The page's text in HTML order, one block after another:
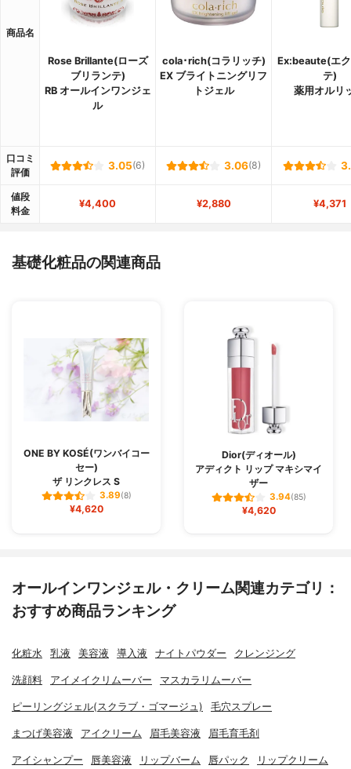
商品名
Rose Brillante(ローズ
ブリランテ)
RB オールインワンジェ
ル
cola･rich(コラリッチ)
EX ブライトニングリフ
トジェル
Ex:beaute(エ
テ)
薬用オルリ
口コミ
評価
3.05(6) 3.06(8)
値段
料金
¥4,400 ¥2,880 ¥4,371
基礎化粧品の関連商品
ONE BY KOSÉ(ワンバイコー
セー)
ザ リンクレス S
3.89(8)
¥4,620
Dior(ディオール)
アディクト リップ マキシマイ
ザー
3.94(85)
¥4,620
オールインワンジェル・クリーム関連カテゴリ：
おすすめ商品ランキング
化粧水 乳液 美容液 導入液 ナイトパウダー クレンジング
洗顔料 アイメイクリムーバー マスカラリムーバー
ピーリングジェル(スクラブ・ゴマージュ) 毛穴スプレー
まつげ美容液 アイクリーム 眉毛美容液 眉毛育毛剤
アイシャンプー 唇美容液 リップバーム 唇パック リップクリーム